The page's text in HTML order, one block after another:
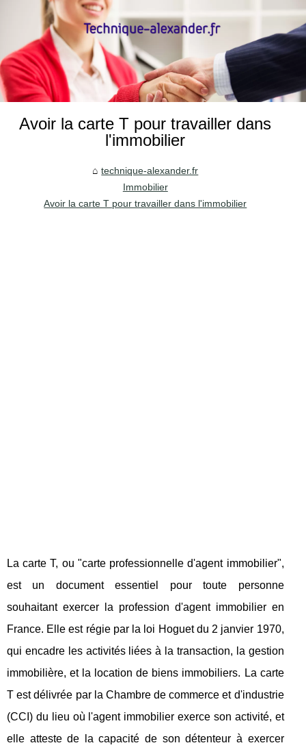
Avoir la carte T pour travailler dans
l'immobilier
technique-alexander.fr
Immobilier
Avoir la carte T pour travailler dans l'immobilier
La carte T, ou "carte professionnelle d'agent immobilier",
est un document essentiel pour toute personne
souhaitant exercer la profession d'agent immobilier en
France. Elle est régie par la loi Hoguet du 2 janvier 1970,
qui encadre les activités liées à la transaction, la gestion
immobilière, et la location de biens immobiliers. La carte
T est délivrée par la Chambre de commerce et d'industrie
(CCI) du lieu où l'agent immobilier exerce son activité, et
elle atteste de la capacité de son détenteur à exercer